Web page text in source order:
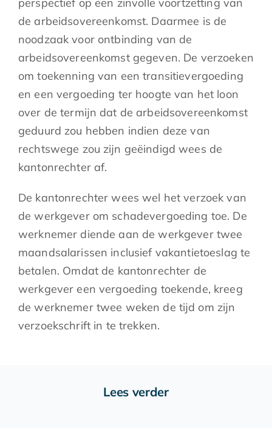
de arbeidsovereenkomst. Daarmee is de
noodzaak voor ontbinding van de
arbeidsovereenkomst gegeven. De verzoeken
om toekenning van een transitievergoeding
en een vergoeding ter hoogte van het loon
over de termijn dat de arbeidsovereenkomst
geduurd zou hebben indien deze van
rechtswege zou zijn geëindigd wees de
kantonrechter af.
De kantonrechter wees wel het verzoek van
de werkgever om schadevergoeding toe. De
werknemer diende aan de werkgever twee
maandsalarissen inclusief vakantietoeslag te
betalen. Omdat de kantonrechter de
werkgever een vergoeding toekende, kreeg
de werknemer twee weken de tijd om zijn
verzoekschrift in te trekken.
Lees verder